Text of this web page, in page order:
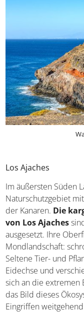
Los Ajaches
Im äußersten Süden
Naturschutzgebiet
der Kanaren. Die
von Los Ajaches
ausgesetzt. Ihre
Mondlandschaft:
Seltene Tier- und
Eidechse und
sich an die extremen
das Bild dieses
Eingriffen